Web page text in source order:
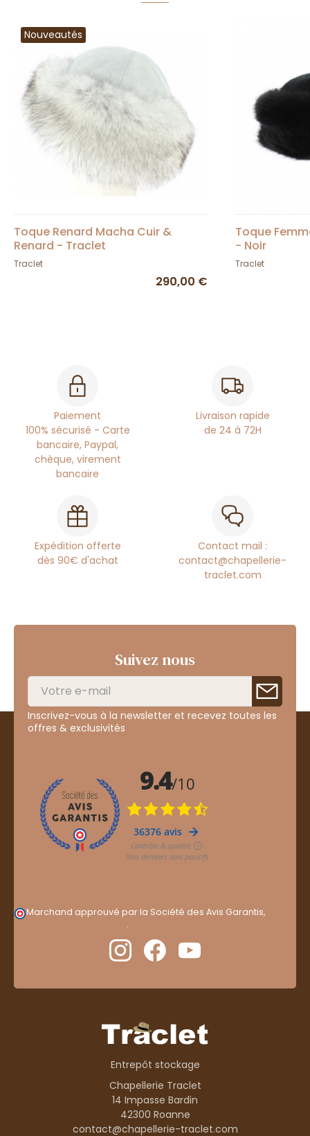
Nouveautés
Toque Renard Macha Cuir &
Renard - Traclet
Traclet
290,00 €
Toque
- Noir
Traclet
Paiement
100% sécurisé - Carte
bancaire, Paypal,
chèque, virement
bancaire
Livraison rapide
de 24 à 72H
Expédition offerte
dès 90€ d'achat
Contact mail :
contact@chapellerie-
traclet.com
Suivez nous
Inscrivez-vous à la newsletter et recevez toutes les
offres & exclusivités
Marchand approuvé par la Société des Avis Garantis,
.
Entrepôt stockage
Chapellerie Traclet
14 Impasse Bardin
42300 Roanne
contact@chapellerie-traclet.com